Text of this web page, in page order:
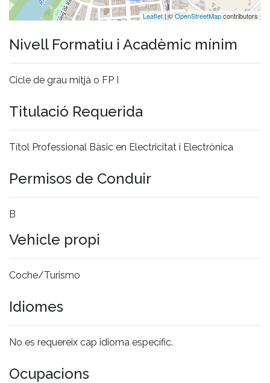
Leaflet| ©OpenStreetMapcontributors
Nivell Formatiu i Acadèmic mínim
Cicle de grau mitjà o FP I
Titulació Requerida
Títol Professional Bàsic en Electricitat i Electrònica
Permisos de Conduir
B
Vehicle propi
Coche/Turismo
Idiomes
No es requereix cap idioma específic.
Ocupacions